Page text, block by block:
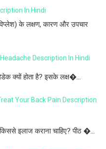
In Hindi
के लक्षण, कारण और उपचार
Description In Hindi
क्यों होता है? इसके लक्ष�...
Your Back Pain Description
इलाज कराना चाहिए? पीठ �...